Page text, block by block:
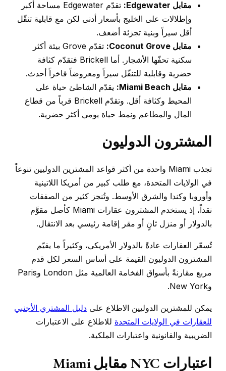
مقابل Edgewater:
تقدّم Edgewater مساحة أكبر
وإطلالات على الخليج بأسعار أدنى لكن مع قابلية تنقّل
أقل سيراً وبنية تجزئة أضعف.
مقابل Coconut Grove:
تقدّم Grove بيئة أكثر
سكنية تحفّها الأشجار. أما Brickell فتقدّم كثافة
حضرية وقابلية للتنقّل سيراً ومعروضاً فاخراً أحدث.
مقابل Miami Beach:
يقدّم الشاطئ حياة على
المحيط وكثافة أقل. وتقدّم Brickell قرباً من قطاع
المال والمطاعم ونمط حياة يومي أكثر حضرية.
المشترون الدوليون
تجذب Miami واحدة من أكثر قواعد المشترين الدوليين تنوعاً
في الولايات المتحدة، مع طلب كبير من أمريكا اللاتينية
وأوروبا وكندا والشرق الأوسط. وتُنجز كثير من الصفقات
نقداً، إذ يستخدم المشترون عقارات Miami كأصل مقوَّم
بالدولار أو منزل ثانٍ أو مقر إقامة رئيسي بعد الانتقال.
تُسعّر العقارات عادةً بالدولار الأمريكي، وكثيراً ما يقيّم
المشترون الدوليون القيمة على أساس السعر لكل قدم
مربع مقارنةً بأسواق الفخامة العالمية مثل London وParis
وNew York.
يمكن للمشترين الدوليين الاطلاع على دليل المشتري الأجنبي
للعقارات في الولايات المتحدة للاطلاع على الاعتبارات
الضريبية والقانونية واعتبارات الملكية.
اعتبارات NYC مقابل Miami